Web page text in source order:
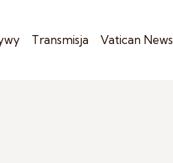
Transmisja Vatican News